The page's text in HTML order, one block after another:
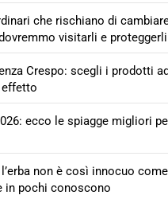
che rischiano di
visitarli e proteggerli
Crespo: scegli i prodotti
ecco le spiagge migliori
non è così innocuo
in pochi conoscono